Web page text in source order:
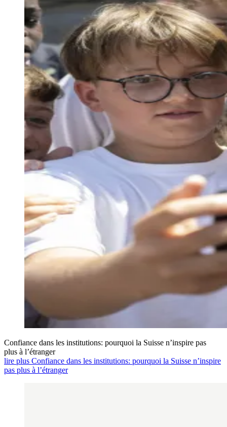
Confiance dans les institutions: pourquoi la Suisse n’inspire pas
plus à l’étranger
lire plus Confiance dans les institutions: pourquoi la Suisse n’inspire
pas plus à l’étranger